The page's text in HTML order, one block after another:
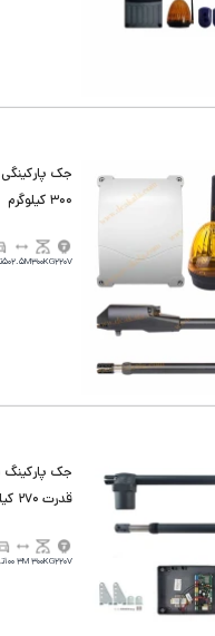
300 کیلوگرم
220V
300KG
2.5M50تردد
قدرت 270 کیلوگرم
220V
300KG
3M100تردد